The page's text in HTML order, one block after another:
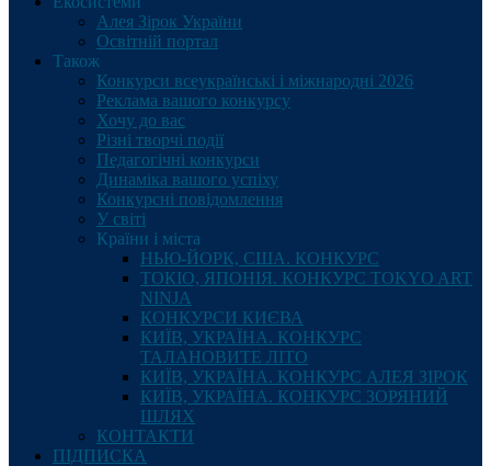
Алея Зірок України
Освітній портал
Також
Конкурси всеукраїнські і міжнародні 2026
Реклама вашого конкурсу
Хочу до вас
Різні творчі події
Педагогічні конкурси
Динаміка вашого успіху
Конкурсні повідомлення
У світі
Країни і міста
НЬЮ-ЙОРК, США. КОНКУРС
ТОКІО, ЯПОНІЯ. КОНКУРС TOKYO ART
NINJA
КОНКУРСИ КИЄВА
КИЇВ, УКРАЇНА. КОНКУРС
ТАЛАНОВИТЕ ЛІТО
КИЇВ, УКРАЇНА. КОНКУРС АЛЕЯ ЗІРОК
КИЇВ, УКРАЇНА. КОНКУРС ЗОРЯНИЙ
ШЛЯХ
КОНТАКТИ
ПІДПИСКА